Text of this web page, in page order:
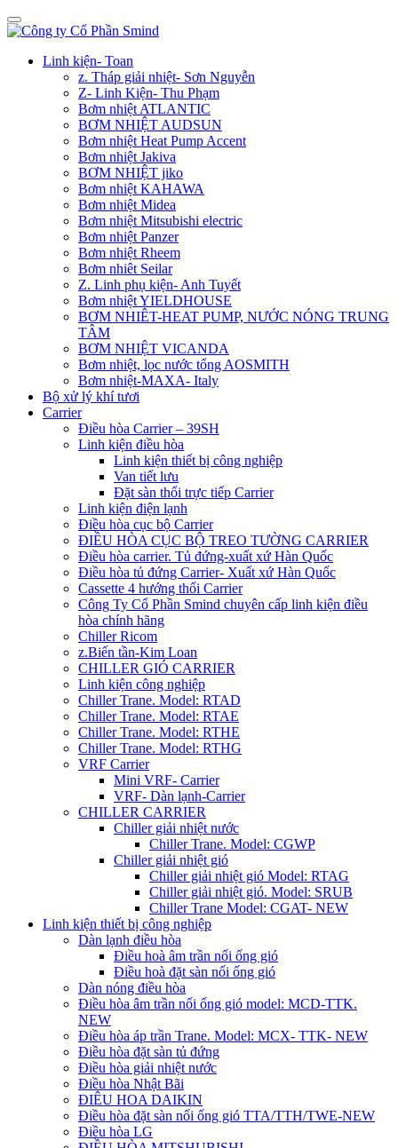
Linh kiện- Toan
z. Tháp giải nhiệt- Sơn Nguyễn
Z- Linh Kiện- Thu Phạm
Bơm nhiệt ATLANTIC
BƠM NHIỆT AUDSUN
Bơm nhiệt Heat Pump Accent
Bơm nhiệt Jakiva
BƠM NHIỆT jiko
Bơm nhiệt KAHAWA
Bơm nhiệt Midea
Bơm nhiệt Mitsubishi electric
Bơm nhiệt Panzer
Bơm nhiệt Rheem
Bơm nhiêt Seilar
Z. Linh phụ kiện- Anh Tuyết
Bơm nhiệt YIELDHOUSE
BƠM NHIÊT-HEAT PUMP, NƯỚC NÓNG TRUNG
TÂM
BƠM NHIỆT VICANDA
Bơm nhiệt, lọc nước tổng AOSMITH
Bơm nhiệt-MAXA- Italy
Bộ xử lý khí tươi
Carrier
Điều hòa Carrier – 39SH
Linh kiện điều hòa
Linh kiện thiết bị công nghiệp
Van tiết lưu
Đặt sàn thổi trực tiếp Carrier
Linh kiện điện lạnh
Điều hòa cục bộ Carrier
ĐIỀU HÒA CỤC BỘ TREO TƯỜNG CARRIER
Điều hòa carrier. Tủ đứng-xuất xứ Hàn Quốc
Điều hòa tủ đứng Carrier- Xuất xứ Hàn Quốc
Cassette 4 hướng thổi Carrier
Công Ty Cổ Phần Smind chuyên cấp linh kiện điều
hòa chính hãng
Chiller Ricom
z.Biến tần-Kim Loan
CHILLER GIÓ CARRIER
Linh kiện công nghiệp
Chiller Trane. Model: RTAD
Chiller Trane. Model: RTAE
Chiller Trane. Model: RTHE
Chiller Trane. Model: RTHG
VRF Carrier
Mini VRF- Carrier
VRF- Dàn lạnh-Carrier
CHILLER CARRIER
Chiller giải nhiệt nước
Chiller Trane. Model: CGWP
Chiller giải nhiệt gió
Chiller giải nhiệt gió Model: RTAG
Chiller giải nhiệt gió. Model: SRUB
Chiller Trane Model: CGAT- NEW
Linh kiện thiết bị công nghiệp
Dàn lạnh điều hòa
Điều hoà âm trần nối ống gió
Điều hoà đặt sàn nối ống gió
Dàn nóng điều hòa
Điều hòa âm trần nối ống gió model: MCD-TTK.
NEW
Điều hòa áp trần Trane. Model: MCX- TTK- NEW
Điều hòa đặt sàn tủ đứng
Điều hòa giải nhiệt nước
Điều hòa Nhật Bãi
ĐIÊU HOA DAIKIN
Điều hòa đặt sàn nối ống gió TTA/TTH/TWE-NEW
Điều hòa LG